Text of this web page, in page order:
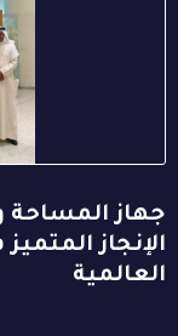
جهاز المساحة
الإنجاز
العالمية